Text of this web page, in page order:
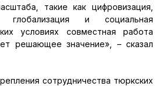
такие как цифровизация,
глобализация и социальная
условиях совместная работа
решающее значение», – сказал
сотрудничества тюркских